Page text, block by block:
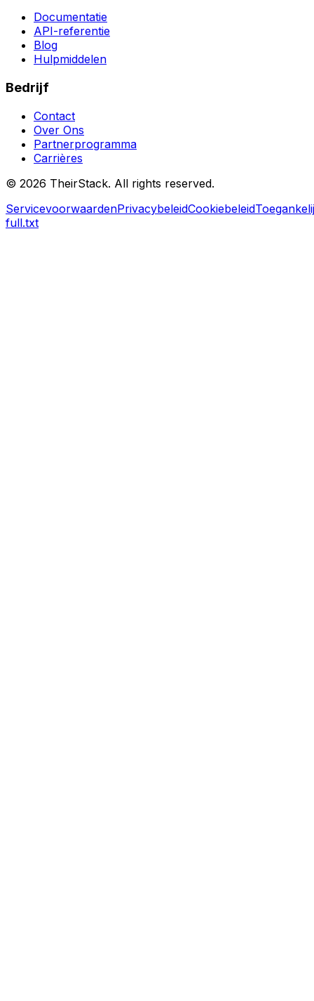
Documentatie
API-referentie
Blog
Hulpmiddelen
Bedrijf
Contact
Over Ons
Partnerprogramma
Carrières
© 2026 TheirStack. All rights reserved.
ServicevoorwaardenPrivacybeleidCookiebeleid
full.txt